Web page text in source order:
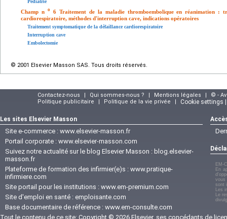
Pédiatrie
Champ n o6 Traitement de la maladie thromboembolique en réanimation :
cardiorespiratoire, méthodes d'interruption cave, indications opératoires
Traitement symptomatique de la défaillance cardiorespiratoire
Interruption cave
Embolectomie
© 2001 Elsevier Masson SAS. Tous droits réservés.
Contactez-nous | Qui sommes-nous ? | Mentions légales |
© -
Politique publicitaire
| Politique de la vie privée | Cookie settings
Les sites Elsevier Masson
Site e-commerce : www.elsevier-masson.fr
Portail corporate : www.elsevier-masson.com
Suivez notre actualité sur le blog Elsevier Masson : blog.elsevier-
masson.fr
Plateforme de formation des infirmier(e)s : www.pratique-
infirmiere.com
Site portail pour les institutions : www.em-premium.com
Site d'emploi en santé : emploisante.com
Base documentaire de référence : www.em-consulte.com
EM-
En
vous
sont
Les
Le
Tout le contenu de ce site: Copyright © 2026 Elsevier, ses concédants de